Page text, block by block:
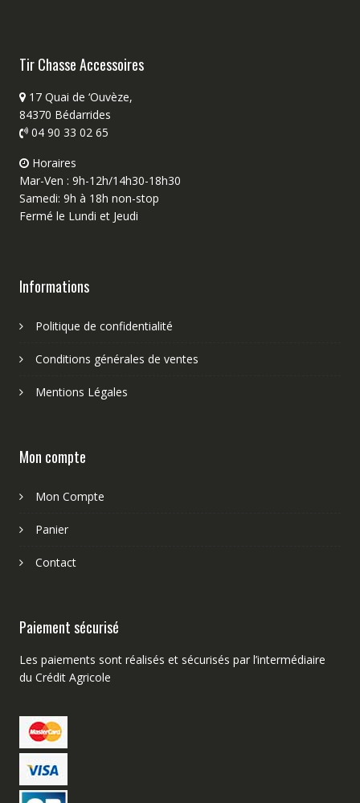
Tir Chasse Accessoires
17 Quai de ‘Ouvèze,
84370 Bédarrides
04 90 33 02 65
Horaires
Mar-Ven : 9h-12h/14h30-18h30
Samedi: 9h à 18h non-stop
Fermé le Lundi et Jeudi
Informations
Politique de confidentialité
Conditions générales de ventes
Mentions Légales
Mon compte
Mon Compte
Panier
Contact
Paiement sécurisé
Les paiements sont réalisés et sécurisés par l’intermédiaire
du Crédit Agricole